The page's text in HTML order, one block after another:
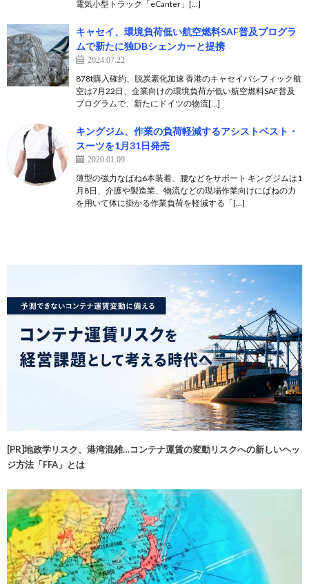
電気小型トラック「eCanter」[…]
キャセイ、環境負荷低い航空燃料SAF普及プログラ
ムで新たに独DBシェンカーと提携
2024.07.22
878t購入確約、脱炭素化加速 香港のキャセイパシフィック航
空は7月22日、企業向けの環境負荷が低い航空燃料SAF普及
プログラムで、新たにドイツの物流[…]
キングジム、作業の負荷軽減するアシストベスト・
スーツを1月31日発売
2020.01.09
薄型の強力なばね6本装着、腰などをサポート キングジムは1
月8日、介護や製造業、物流などの現場作業向けにばねの力
を用いて体に掛かる作業負荷を軽減する「[…]
[PR]地政学リスク、港湾混雑…コンテナ運賃の変動リスクへの新しいヘッ
ジ方法「FFA」とは